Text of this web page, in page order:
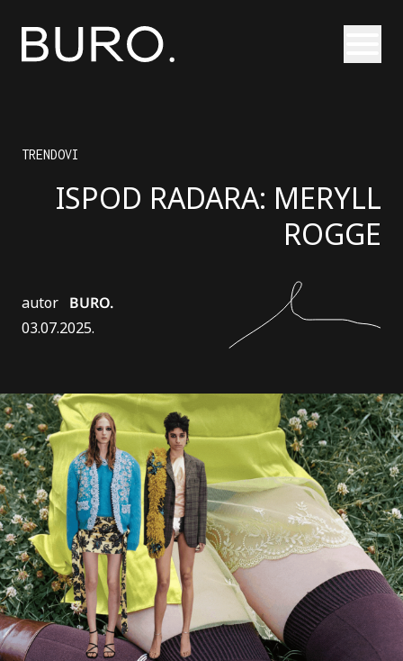
TRENDOVI
ISPOD RADARA: MERYLL
ROGGE
autor BURO.
03.07.2025.